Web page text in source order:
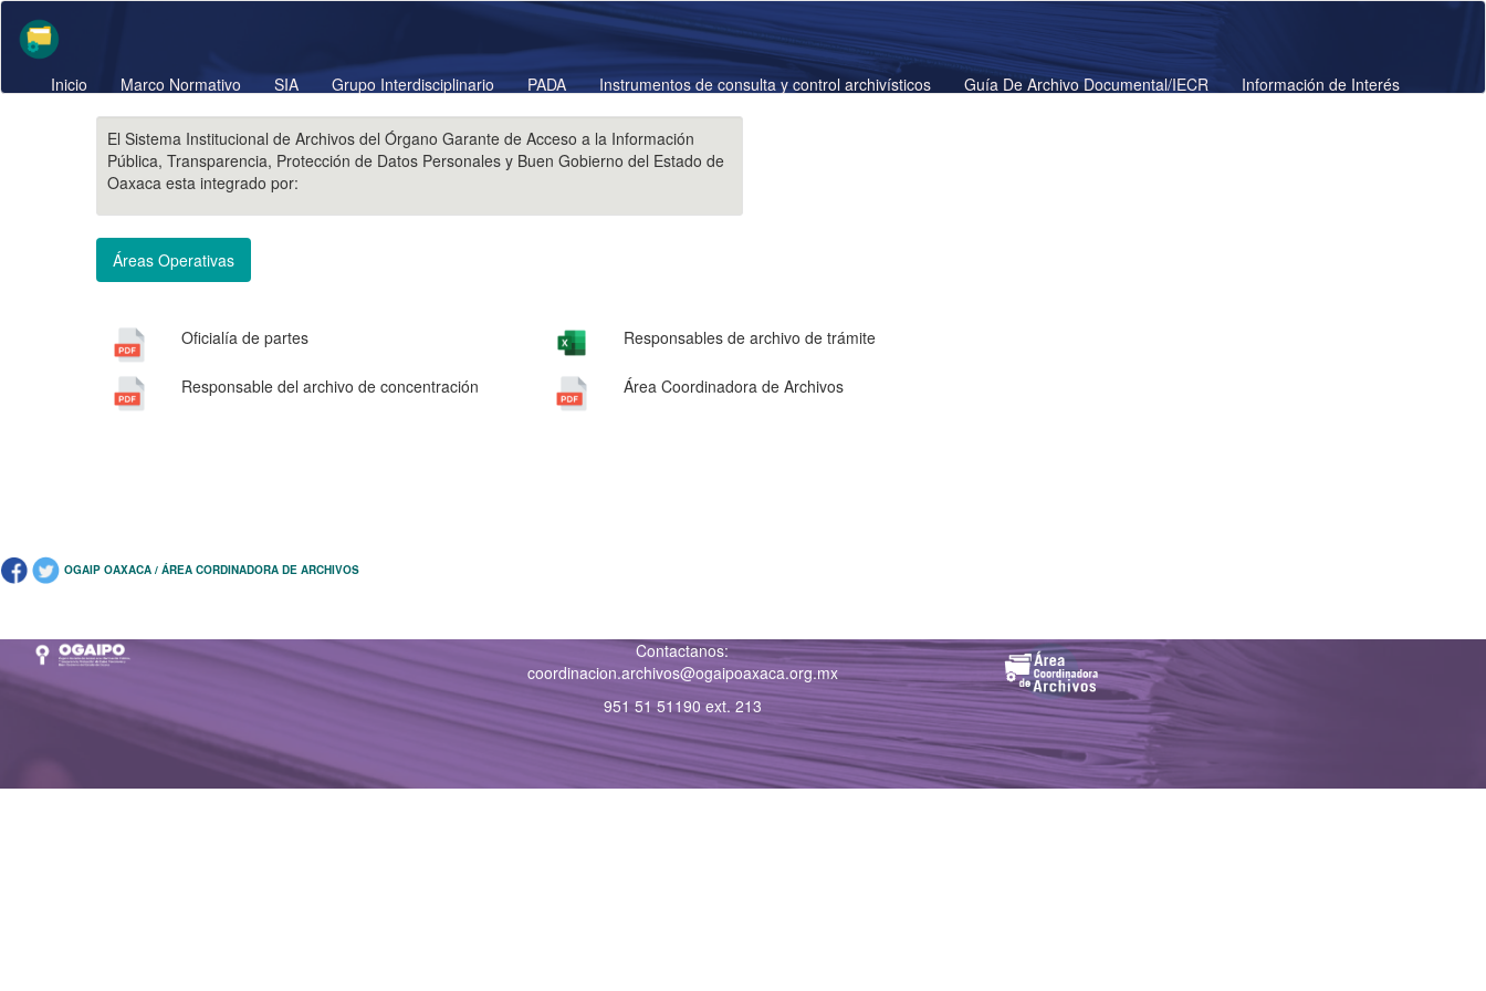
Inicio Marco Normativo SIA Grupo Interdisciplinario PADA Instrumentos de consulta y control archivísticos Guía De Archivo Documental/IECR Información de Interés
El Sistema Institucional de Archivos del Órgano Garante de Acceso a la Información
Pública, Transparencia, Protección de Datos Personales y Buen Gobierno del Estado de
Oaxaca esta integrado por:
Áreas Operativas
Oficialía de partes Responsables de archivo de trámite
Responsable del archivo de concentración Área Coordinadora de Archivos
OGAIP OAXACA / ÁREA CORDINADORA DE ARCHIVOS
Contactanos:
coordinacion.archivos@ogaipoaxaca.org.mx
951 51 51190 ext. 213